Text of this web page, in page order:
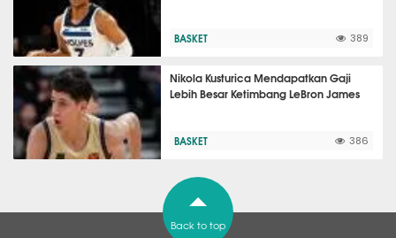
BASKET 389
Nikola Kusturica Mendapatkan Gaji
Lebih Besar Ketimbang LeBron James
BASKET 386
Back to top